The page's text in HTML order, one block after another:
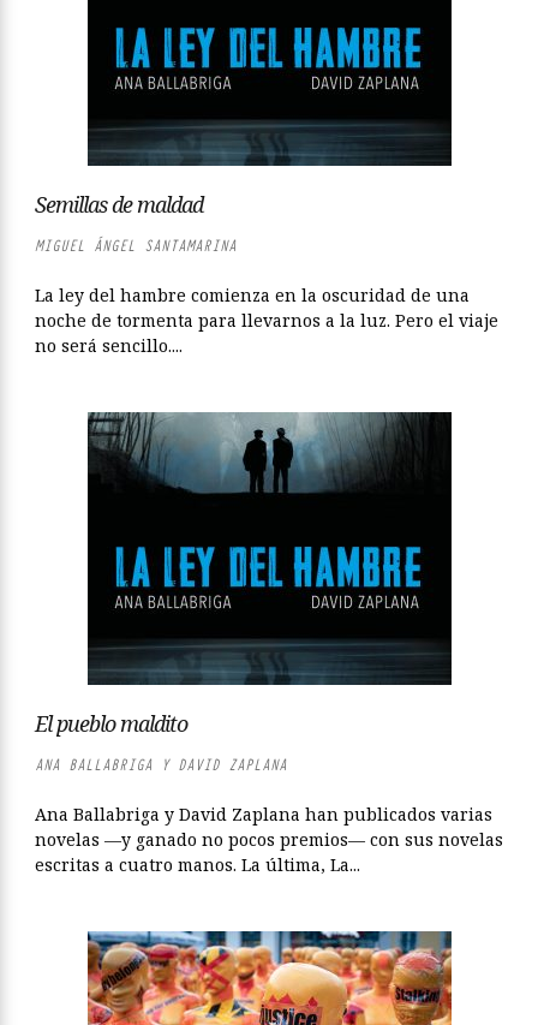
Semillas de maldad
MIGUEL ÁNGEL SANTAMARINA
La ley del hambre comienza en la oscuridad de una
noche de tormenta para llevarnos a la luz. Pero el viaje
no será sencillo....
El pueblo maldito
ANA BALLABRIGA Y DAVID ZAPLANA
Ana Ballabriga y David Zaplana han publicados varias
novelas —y ganado no pocos premios— con sus novelas
escritas a cuatro manos. La última, La...